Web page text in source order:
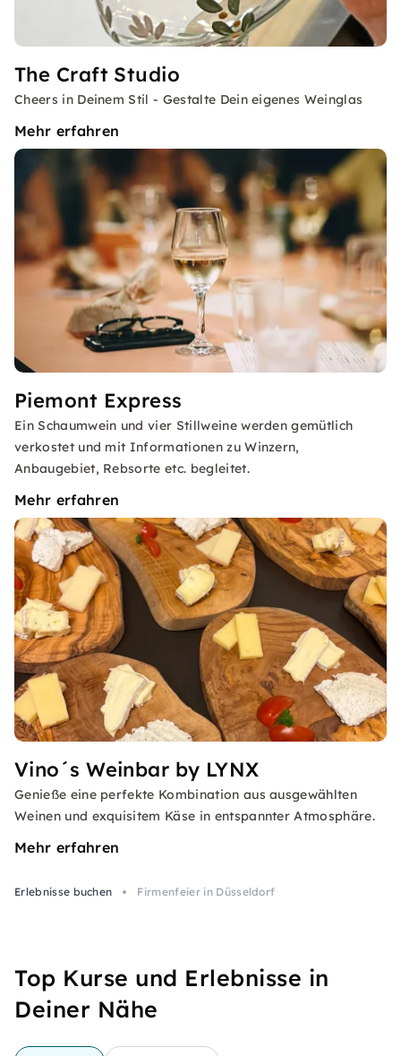
The Craft Studio
Cheers in Deinem Stil - Gestalte Dein eigenes Weinglas
Mehr erfahren
Piemont Express
Ein Schaumwein und vier Stillweine werden gemütlich
verkostet und mit Informationen zu Winzern,
Anbaugebiet, Rebsorte etc. begleitet.
Mehr erfahren
Vino´s Weinbar by LYNX
Genieße eine perfekte Kombination aus ausgewählten
Weinen und exquisitem Käse in entspannter Atmosphäre.
Mehr erfahren
Erlebnisse buchen Firmenfeier in Düsseldorf
Top Kurse und Erlebnisse in
Deiner Nähe